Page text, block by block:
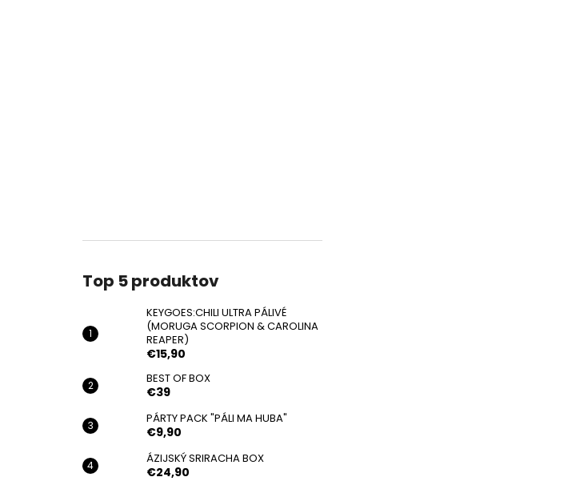
Top 5 produktov
KEYGOES:CHILI ULTRA PÁLIVÉ
(MORUGA SCORPION & CAROLINA
REAPER)
€15,90
BEST OF BOX
€39
PÁRTY PACK "PÁLI MA HUBA"
€9,90
ÁZIJSKÝ SRIRACHA BOX
€24,90